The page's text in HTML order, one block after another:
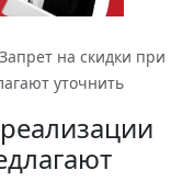
Запрет на скидки при
уточнить